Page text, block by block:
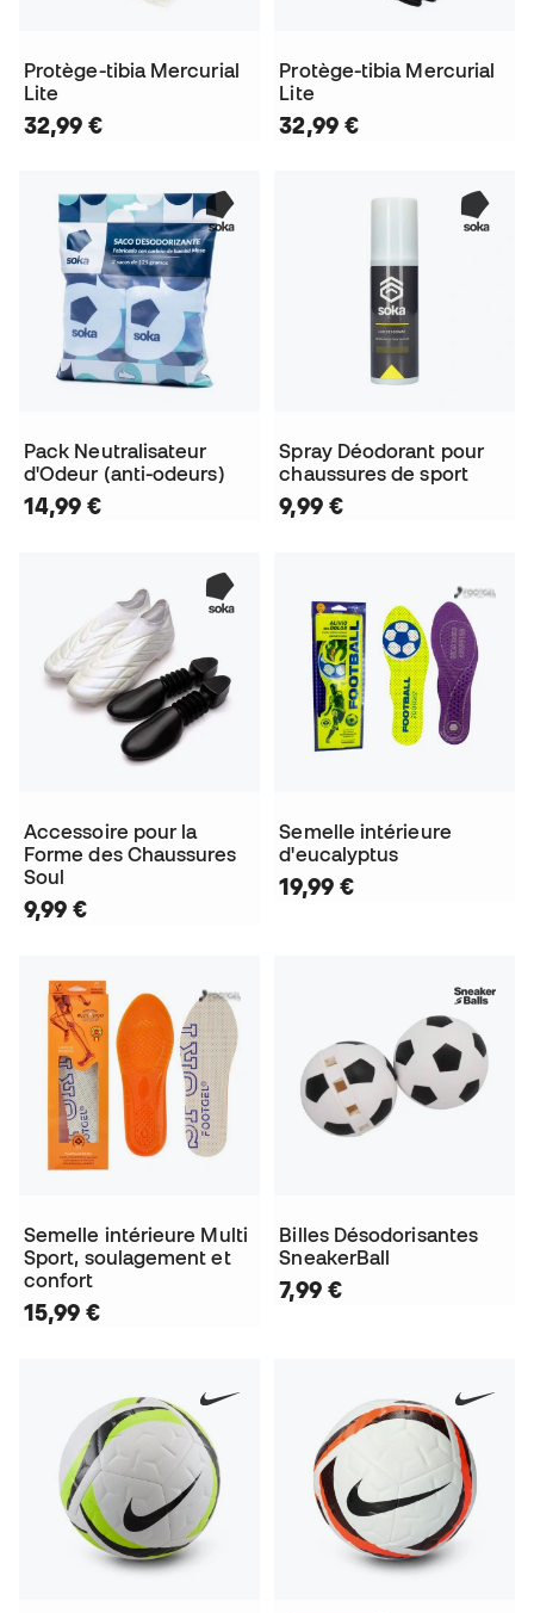
Protège-tibia Mercurial
Lite
32,99 €
Protège-tibia Mercurial
Lite
32,99 €
Pack Neutralisateur
d'Odeur (anti-odeurs)
14,99 €
Spray Déodorant pour
chaussures de sport
9,99 €
Accessoire pour la
Forme des Chaussures
Soul
9,99 €
Semelle intérieure
d'eucalyptus
19,99 €
Semelle intérieure Multi
Sport, soulagement et
confort
15,99 €
Billes Désodorisantes
SneakerBall
7,99 €